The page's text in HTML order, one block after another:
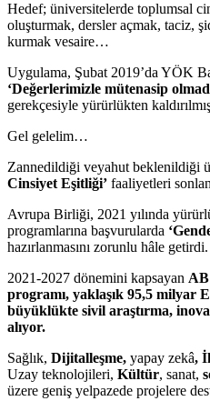
Hedef; üniversitelerde toplumsal
oluşturmak, dersler açmak, taciz,
kurmak vesaire…
Uygulama, Şubat 2019’da YÖK
‘Değerlerimizle mütenasip
gerekçesiyle yürürlükten
Gel gelelim…
Zannedildiği veyahut beklenildiği
Cinsiyet Eşitliği’ faaliyetleri
Avrupa Birliği, 2021 yılında
programlarına başvurularda
hazırlanmasını zorunlu hâle getirdi.
2021-2027 dönemini kapsayan
programı, yaklaşık 95,5 milyar
büyüklükte sivil araştırma,
alıyor.
Sağlık, Dijitalleşme, yapay zekâ,
Uzay teknolojileri, Kültür, sanat,
üzere geniş yelpazede projelere